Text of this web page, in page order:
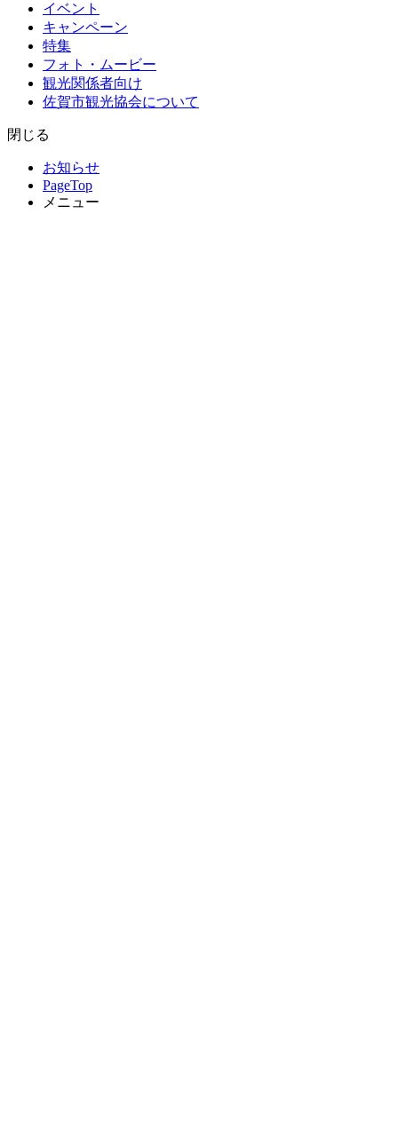
イベント
キャンペーン
特集
フォト・ムービー
観光関係者向け
佐賀市観光協会について
閉じる
お知らせ
PageTop
メニュー